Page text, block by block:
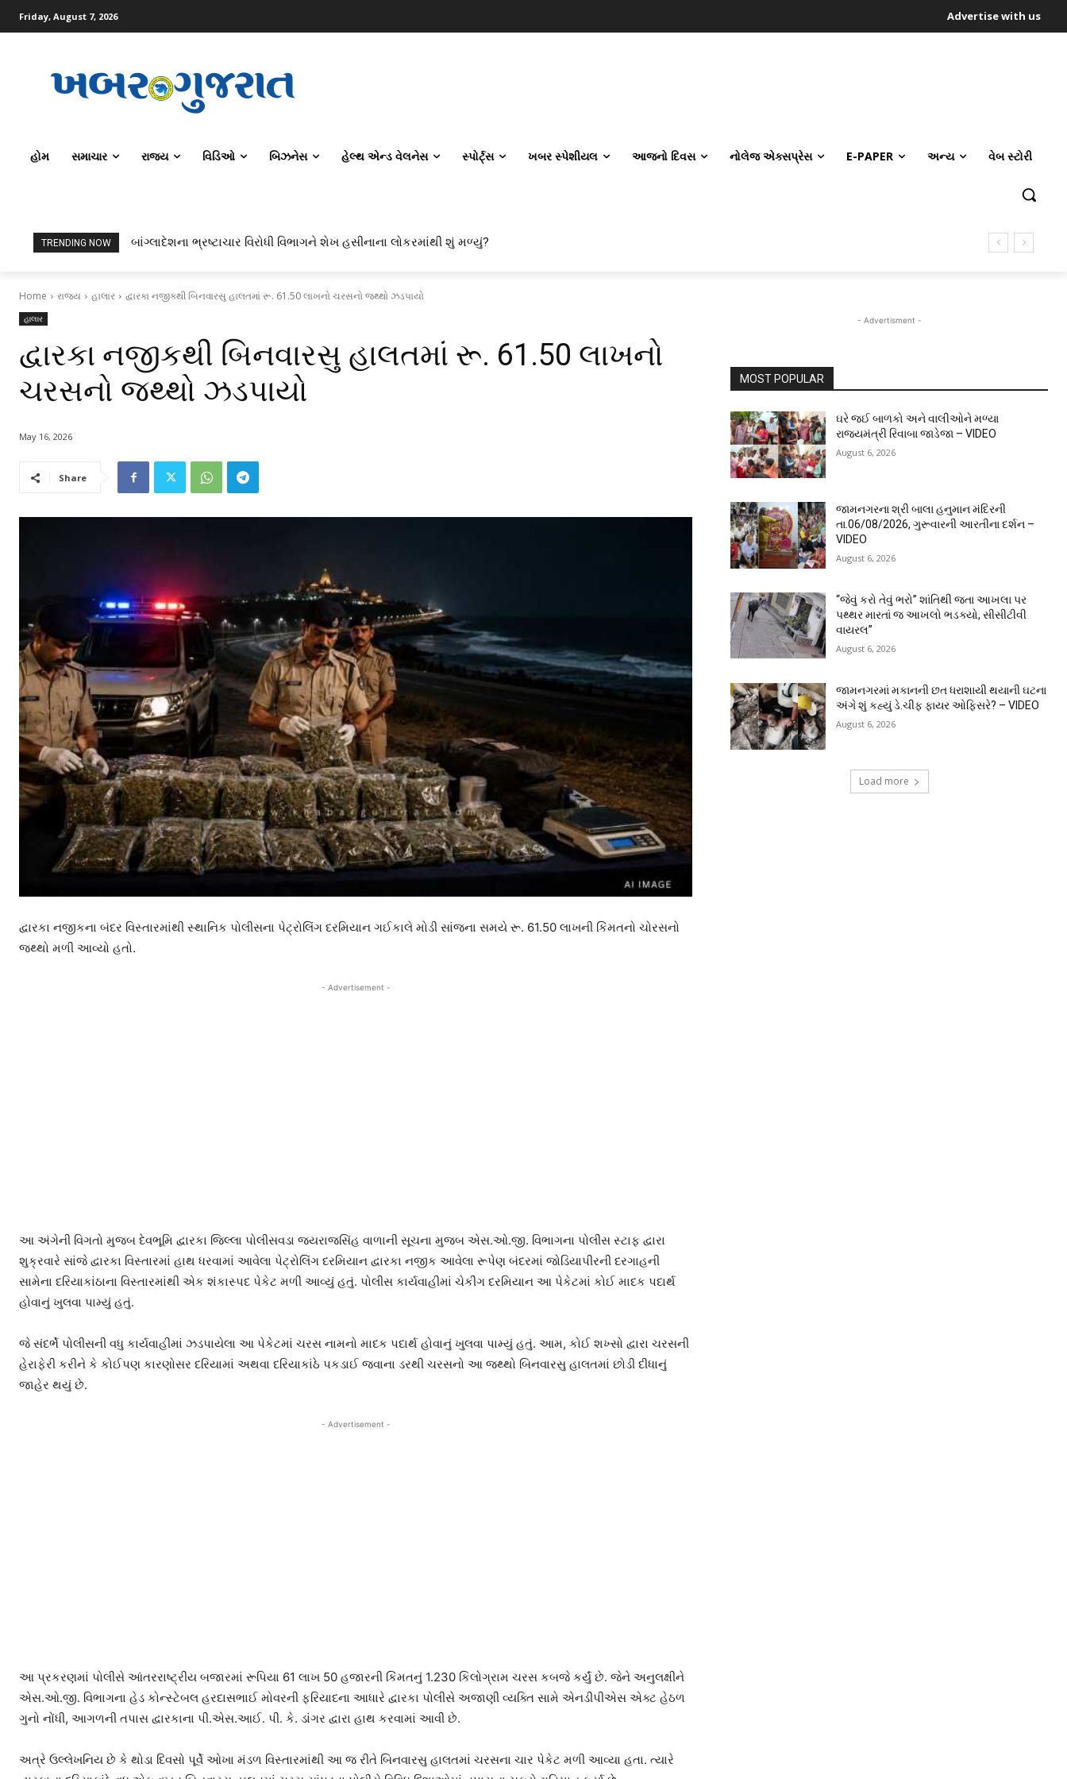
Friday, August 7, 2026 Advertise with us
હોમ સમાચાર રાજ્ય વિડિઓ બિઝનેસ હેલ્થ એન્ડ વેલનેસ સ્પોર્ટ્સ ખબર સ્પેશીયલ આજનો દિવસ નોલેજ એક્સપ્રેસ E-PAPER અન્ય વેબ સ્ટોરી
TRENDING NOW ટોપર્સ કોમ્પ્યુટર સાયન્સ અને AI કરતાં સિવિલ એન્જિનિયરિંગ કેમ પસંદ કરી રહ્યા છે? IITનો ટ્રેન્ડ બદલાઈ ગયો છે
બાંગ્લાદેશના ભ્રષ્ટાચાર વિરોધી વિભાગને શેખ હસીનાના લોકરમાંથી શું મળ્યું?
Home રાજ્ય હાલાર દ્વારકા નજીકથી બિનવારસુ હાલતમાં રૂ. 61.50 લાખનો ચરસનો જથ્થો ઝડપાયો
હાલાર
દ્વારકા નજીકથી બિનવારસુ હાલતમાં રૂ. 61.50 લાખનો
ચરસનો જથ્થો ઝડપાયો
May 16, 2026
Share
દ્વારકા નજીકના બંદર વિસ્તારમાંથી સ્થાનિક પોલીસના પેટ્રોલિંગ દરમિયાન ગઈકાલે મોડી સાંજના સમયે રૂ. 61.50 લાખની કિંમતનો ચોરસનો
જથ્થો મળી આવ્યો હતો.
- Advertisement -
આ અંગેની વિગતો મુજબ દેવભૂમિ દ્વારકા જિલ્લા પોલીસવડા જયરાજસિંહ વાળાની સૂચના મુજબ એસ.ઓ.જી. વિભાગના પોલીસ સ્ટાફ દ્વારા
શુક્રવારે સાંજે દ્વારકા વિસ્તારમાં હાથ ધરવામાં આવેલા પેટ્રોલિંગ દરમિયાન દ્વારકા નજીક આવેલા રૂપેણ બંદરમાં જોડિયાપીરની દરગાહની
સામેના દરિયાકાંઠાના વિસ્તારમાંથી એક શંકાસ્પદ પેકેટ મળી આવ્યું હતું. પોલીસ કાર્યવાહીમાં ચેકીંગ દરમિયાન આ પેકેટમાં કોઈ માદક પદાર્થ
હોવાનું ખુલવા પામ્યું હતું.
જે સંદર્ભે પોલીસની વધુ કાર્યવાહીમાં ઝડપાયેલા આ પેકેટમાં ચરસ નામનો માદક પદાર્થ હોવાનું ખુલવા પામ્યું હતું. આમ, કોઈ શખ્સો દ્વારા ચરસની
હેરાફેરી કરીને કે કોઈપણ કારણોસર દરિયામાં અથવા દરિયાકાંઠે પકડાઈ જવાના ડરથી ચરસનો આ જથ્થો બિનવારસુ હાલતમાં છોડી દીધાનું
જાહેર થયું છે.
- Advertisement -
આ પ્રકરણમાં પોલીસે આંતરરાષ્ટ્રીય બજારમાં રૂપિયા 61 લાખ 50 હજારની કિંમતનું 1.230 કિલોગ્રામ ચરસ કબજે કર્યું છે. જેને અનુલક્ષીને
એસ.ઓ.જી. વિભાગના હેડ કોન્સ્ટેબલ હરદાસભાઈ મોવરની ફરિયાદના આધારે દ્વારકા પોલીસે અજાણી વ્યક્તિ સામે એનડીપીએસ એક્ટ હેઠળ
ગુનો નોંધી, આગળની તપાસ દ્વારકાના પી.એસ.આઈ. પી. કે. ડાંગર દ્વારા હાથ કરવામાં આવી છે.
અત્રે ઉલ્લેખનિય છે કે થોડા દિવસો પૂર્વે ઓખા મંડળ વિસ્તારમાંથી આ જ રીતે બિનવારસુ હાલતમાં ચરસના ચાર પેકેટ મળી આવ્યા હતા. ત્યારે
- Advertisment -
MOST POPULAR
ઘરે જઈ બાળકો અને વાલીઓને મળ્યા
રાજ્યમંત્રી રિવાબા જાડેજા – VIDEO
August 6, 2026
જામનગરના શ્રી બાલા હનુમાન મંદિરની
તા.06/08/2026, ગુરૂવારની આરતીના દર્શન –
VIDEO
August 6, 2026
“જેવું કરો તેવું ભરો” શાંતિથી જતા આખલા પર
પથ્થર મારતાં જ આખલો ભડક્યો, સીસીટીવી
વાયરલ”
August 6, 2026
જામનગરમાં મકાનની છત ધરાશાયી થયાની ઘટના
અંગે શું કહ્યું ડે.ચીફ ફાયર ઓફિસરે? – VIDEO
August 6, 2026
Load more